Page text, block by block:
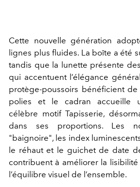
Cette nouvelle génération
lignes plus fluides. La boîte a été
tandis que la lunette présente
qui accentuent l’élégance
protège-poussoirs bénéficient de
polies et le cadran accueille
célèbre motif Tapisserie,
dans ses proportions. Les
"baignoire", les index
le réhaut et le guichet de date
contribuent à améliorer la
l’équilibre visuel de l’ensemble.